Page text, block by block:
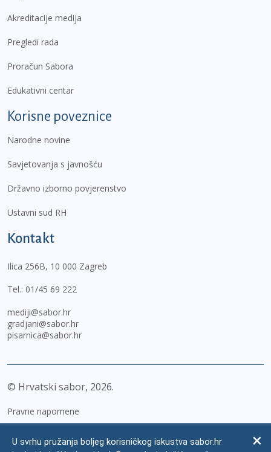
Akreditacije medija
Pregledi rada
Proračun Sabora
Edukativni centar
Korisne poveznice
Narodne novine
Savjetovanja s javnošću
Državno izborno povjerenstvo
Ustavni sud RH
Kontakt
Ilica 256B, 10 000 Zagreb
Tel.: 01/45 69 222
mediji@sabor.hr
gradjani@sabor.hr
pisarnica@sabor.hr
© Hrvatski sabor, 2026
Pravne napomene
U svrhu pružanja boljeg korisničkog iskustva sabor.hr